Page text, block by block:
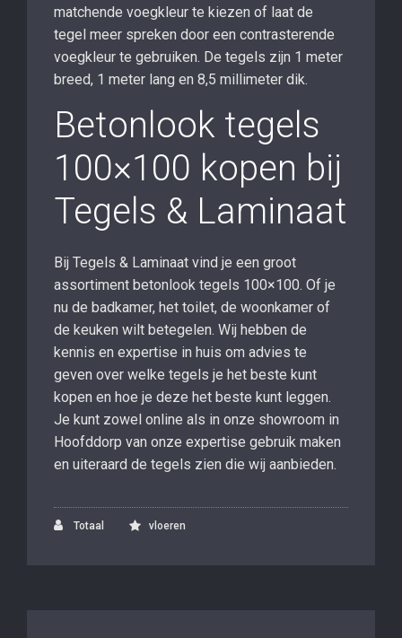
matchende voegkleur te kiezen of laat de
tegel meer spreken door een contrasterende
voegkleur te gebruiken. De tegels zijn 1 meter
breed, 1 meter lang en 8,5 millimeter dik.
Betonlook tegels
100×100 kopen bij
Tegels & Laminaat
Bij Tegels & Laminaat vind je een groot
assortiment betonlook tegels 100×100. Of je
nu de badkamer, het toilet, de woonkamer of
de keuken wilt betegelen. Wij hebben de
kennis en expertise in huis om advies te
geven over welke tegels je het beste kunt
kopen en hoe je deze het beste kunt leggen.
Je kunt zowel online als in onze showroom in
Hoofddorp van onze expertise gebruik maken
en uiteraard de tegels zien die wij aanbieden.
Totaal vloeren